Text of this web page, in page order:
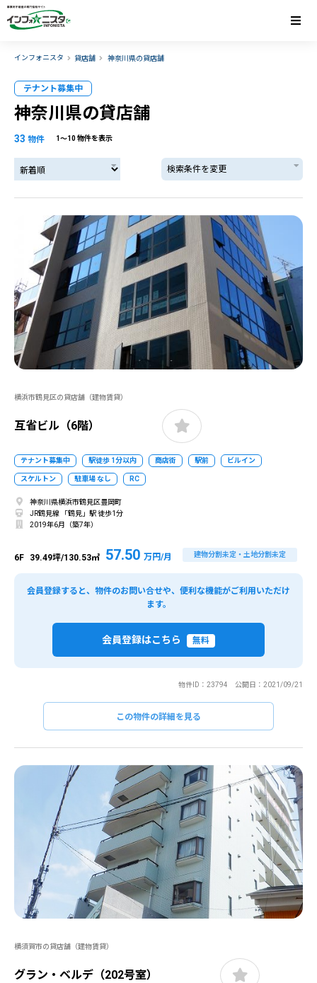
インフォニスタ 貸店舗 神奈川県の貸店舗
テナント募集中
神奈川県の貸店舗
33 物件 1〜10 物件を表示
検索条件を変更
横浜市鶴見区の貸店舗（建物賃貸）
互省ビル（6階）
テナント募集中 駅徒歩 1分以内 商店街 駅前 ビルイン
スケルトン 駐車場 なし RC
神奈川県横浜市鶴見区豊岡町
JR鶴見線 「鶴見」駅 徒歩1分
2019年6月（築7年）
6F 39.49坪/130.53㎡ 57.50 万円/月 建物分割未定・土地分割未定
会員登録すると、物件のお問い合せや、便利な機能がご利用いただけ
ます。
会員登録はこちら 無料
物件ID：23794 公開日：2021/09/21
この物件の詳細を見る
横須賀市の貸店舗（建物賃貸）
グラン・ベルデ（202号室）